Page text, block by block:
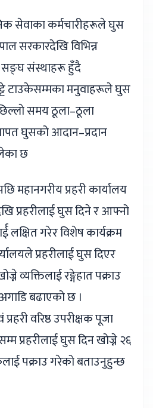
सेवाका कर्मचारीहरूले घुस
सरकारदेखि विभिन्न
सङ्घ संस्थाहरू हुँदै
टाउकेसम्मका मनुवाहरूले घुस
समय ठूला–ठूला
घुसको आदान–प्रदान
छ
महानगरीय प्रहरी कार्यालय
प्रहरीलाई घुस दिने र आफ्नो
लक्षित गरेर विशेष कार्यक्रम
प्रहरीलाई घुस दिएर
व्यक्तिलाई रङ्गेहात पक्राउ
बढाएको छ ।
वरिष्ठ उपरीक्षक पूजा
प्रहरीलाई घुस दिन खोज्ने २६
पक्राउ गरेको बताउनुहुन्छ